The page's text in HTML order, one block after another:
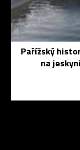
Pařížský
na